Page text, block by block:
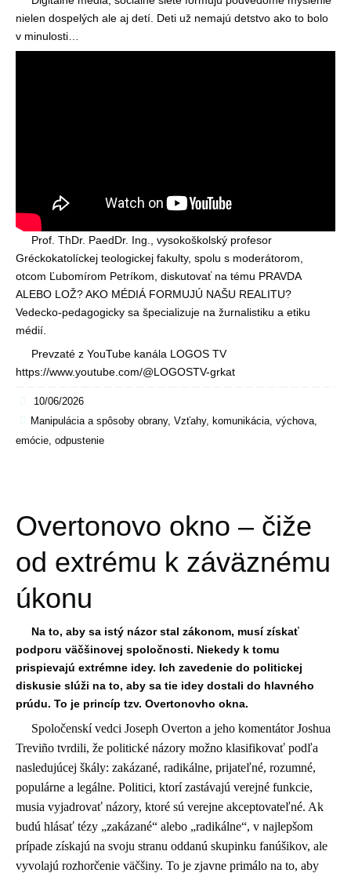
nielen dospelých ale aj detí. Deti už nemajú detstvo ako to bolo
v minulosti…
Prof. ThDr. PaedDr. Ing., vysokoškolský profesor
Gréckokatolíckej teologickej fakulty, spolu s moderátorom,
otcom Ľubomírom Petríkom, diskutovať na tému PRAVDA
ALEBO LOŽ? AKO MÉDIÁ FORMUJÚ NAŠU REALITU?
Vedecko-pedagogicky sa špecializuje na žurnalistiku a etiku
médií.
Prevzaté z YouTube kanála LOGOS TV
https://www.youtube.com/@LOGOSTV-grkat
10/06/2026
Manipulácia a spôsoby obrany, Vzťahy, komunikácia, výchova,
emócie, odpustenie
Overtonovo okno – čiže
od extrému k záväznému
úkonu
Na to, aby sa istý názor stal zákonom, musí získať
podporu väčšinovej spoločnosti. Niekedy k tomu
prispievajú extrémne idey. Ich zavedenie do politickej
diskusie slúži na to, aby sa tie idey dostali do hlavného
prúdu. To je princíp tzv. Overtonovho okna.
Spoločenskí vedci Joseph Overton a jeho komentátor Joshua
Treviño tvrdili, že politické názory možno klasifikovať podľa
nasledujúcej škály: zakázané, radikálne, prijateľné, rozumné,
populárne a legálne. Politici, ktorí zastávajú verejné funkcie,
musia vyjadrovať názory, ktoré sú verejne akceptovateľné. Ak
budú hlásať tézy „zakázané“ alebo „radikálne“, v najlepšom
prípade získajú na svoju stranu oddanú skupinku fanúšikov, ale
vyvolajú rozhorčenie väčšiny. To je zjavne primálo na to, aby